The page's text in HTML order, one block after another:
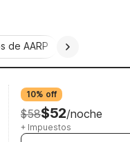
de AARP
10% off
$58$52/noche
+ Impuestos